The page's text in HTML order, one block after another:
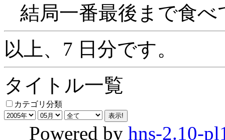
結局一番最後まで食
以上、7 日分です。
タイトル一覧
カテゴリ分類
Powered by hns-2.10-